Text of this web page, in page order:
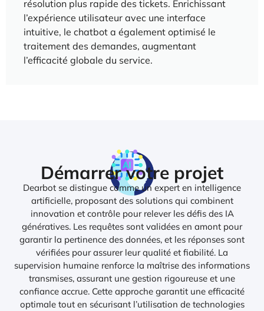
résolution plus rapide des tickets. Enrichissant
l’expérience utilisateur avec une interface
intuitive, le chatbot a également optimisé le
traitement des demandes, augmentant
l’efficacité globale du service.
Démarrer votre projet
Dearbot se distingue comme un expert en intelligence
artificielle, proposant des solutions qui combinent
innovation et contrôle pour relever les défis des IA
génératives. Les requêtes sont validées en amont pour
garantir la pertinence des données, et les réponses sont
vérifiées pour assurer leur qualité et fiabilité. La
supervision humaine renforce la maîtrise des informations
transmises, assurant une gestion rigoureuse et une
confiance accrue. Cette approche garantit une efficacité
optimale tout en sécurisant l’utilisation de technologies